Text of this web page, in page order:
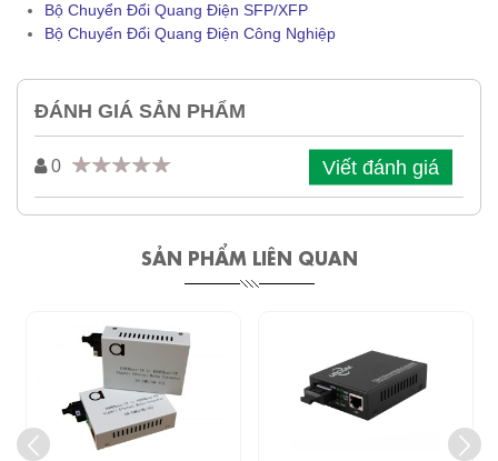
Bộ Chuyển Đổi Quang Điện SFP/XFP
Bộ Chuyển Đổi Quang Điện Công Nghiệp
ĐÁNH GIÁ SẢN PHẨM
0 Viết đánh giá
SẢN PHẨM LIÊN QUAN